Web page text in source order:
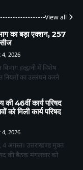
View all
का बड़ा एक्शन, 257
2026
हल्द्वानी में विशेष
नियमों का उल्लंघन करने
की 46वीं कार्य परिषद
को मिली कार्य परिषद
2026
4 अगस्त। उत्तराखण्ड मुक्त
की बैठक मंगलवार को